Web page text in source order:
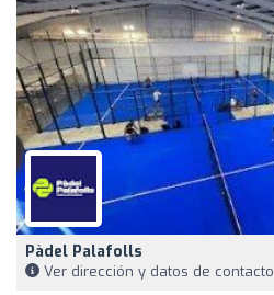
Pàdel Palafolls
Ver dirección y datos de contacto